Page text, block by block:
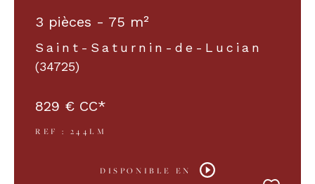
3 pièces - 75 m²
Saint-Saturnin-de-Lucian
(34725)
829 € CC*
REF : 244LM
DISPONIBLE EN
COUPS DE COEUR EXCLUSIVITÉS